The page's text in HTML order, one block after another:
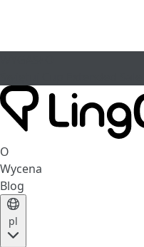
O
Wycena
Blog
pl